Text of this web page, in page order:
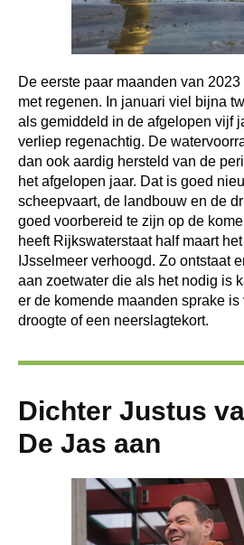
De eerste paar maanden van
met regenen. In januari viel bijna
als gemiddeld in de afgelopen vijf
verliep regenachtig. De
dan ook aardig hersteld van de
het afgelopen jaar. Dat is goed
scheepvaart, de landbouw en de
goed voorbereid te zijn op de
heeft Rijkswaterstaat half maart
IJsselmeer verhoogd. Zo ontstaat
aan zoetwater die als het nodig is
er de komende maanden sprake
droogte of een neerslagtekort.
Dichter Justus
De Jas aan